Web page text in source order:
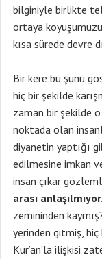
bilginiyle birlikte
ortaya
kısa sürede devre
Bir kere bu şunu
hiç bir şekilde
zaman bir şekilde
noktada olan
diyanetin yaptığı
edilmesine imkan
insan çıkar
arası anlaşılmıyor.
zemininden
yerinden gitmiş, hiç
Kur’an’la ilişkisi